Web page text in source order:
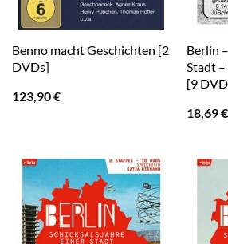
Benno macht Geschichten [2
DVDs]
123,90€
Berlin
Stadt
[9
18,69€